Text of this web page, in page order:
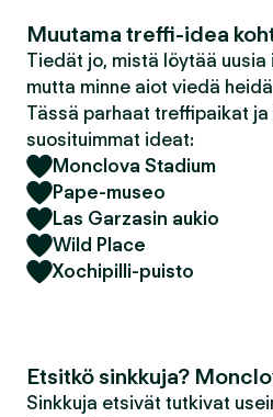
Muutama treffi-idea
Tiedät jo, mistä löytää uusia
mutta minne aiot viedä
Tässä parhaat treffipaikat ja
suosituimmat ideat:
Monclova Stadium
Pape-museo
Las Garzasin aukio
Wild Place
Xochipilli-puisto
Etsitkö sinkkuja?
Sinkkuja etsivät tutkivat